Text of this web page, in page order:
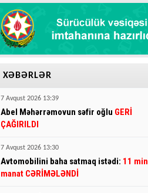
XƏBƏRLƏR
7 Avqust 2026 13:39
Abel Məhərrəmovun səfir oğlu GERİ
ÇAĞIRILDI
7 Avqust 2026 13:30
Avtomobilini baha satmaq istədi: 11 min
manat CƏRİMƏLƏNDİ